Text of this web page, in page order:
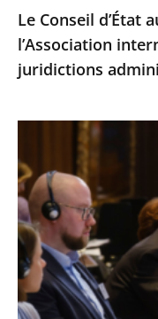
juridictions
administratives
à
Le Conseil d’État
l’Association
juridictions
fonction
de
conseil
législatif
au
programme
du